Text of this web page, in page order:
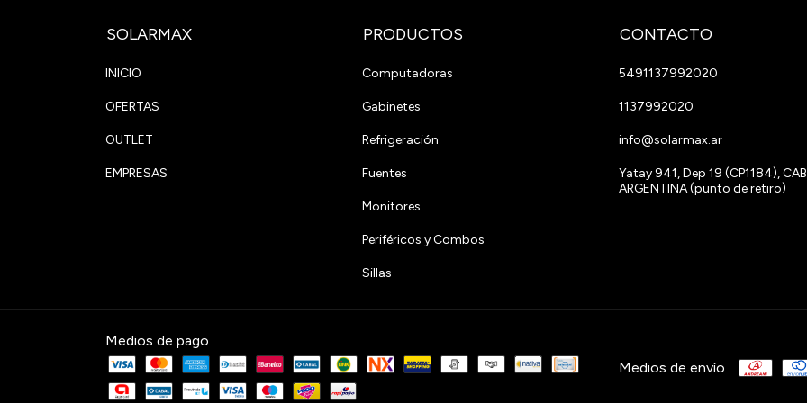
SOLARMAX
INICIO
OFERTAS
OUTLET
EMPRESAS
PRODUCTOS
Computadoras
Gabinetes
Refrigeración
Fuentes
Monitores
Periféricos y Combos
Sillas
CONTACTO
5491137992020
1137992020
info@solarmax.ar
Yatay 941, Dep 19 (CP1184),
ARGENTINA (punto de retiro)
Medios de pago
Medios de envío